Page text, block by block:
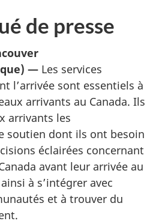
de presse
— Les services
l’arrivée sont essentiels à
arrivants au Canada. Ils
arrivants les
soutien dont ils ont besoin
éclairées concernant
avant leur arrivée au
à s’intégrer avec
et à trouver du